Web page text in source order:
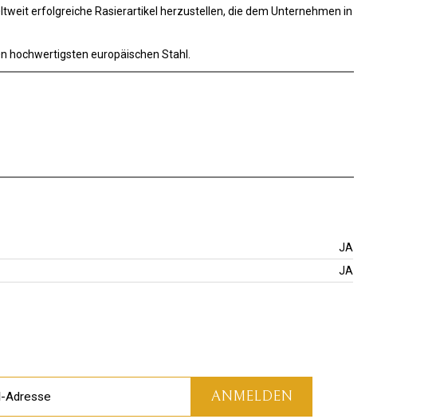
erfolgreiche Rasierartikel herzustellen, die dem Unternehmen in
hochwertigsten europäischen Stahl.
JA
JA